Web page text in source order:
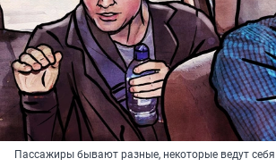
Пассажиры бывают разные, некоторые ведут